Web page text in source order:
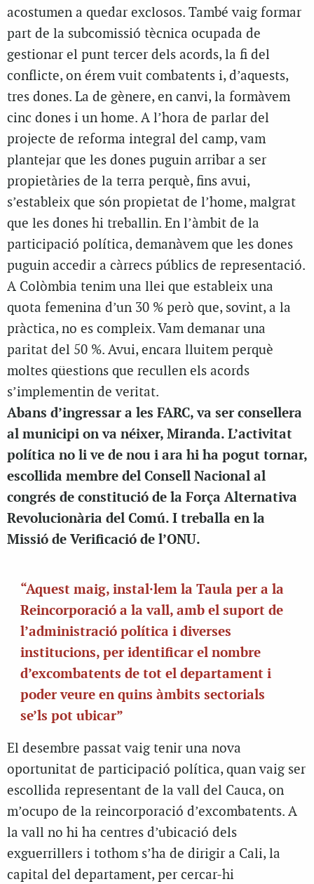
acostumen a quedar exclosos. També vaig formar
part de la subcomissió tècnica ocupada de
gestionar el punt tercer dels acords, la fi del
conflicte, on érem vuit combatents i, d’aquests,
tres dones. La de gènere, en canvi, la formàvem
cinc dones i un home. A l’hora de parlar del
projecte de reforma integral del camp, vam
plantejar que les dones puguin arribar a ser
propietàries de la terra perquè, fins avui,
s’estableix que són propietat de l’home, malgrat
que les dones hi treballin. En l’àmbit de la
participació política, demanàvem que les dones
puguin accedir a càrrecs públics de representació.
A Colòmbia tenim una llei que estableix una
quota femenina d’un 30 % però que, sovint, a la
pràctica, no es compleix. Vam demanar una
paritat del 50 %. Avui, encara lluitem perquè
moltes qüestions que recullen els acords
s’implementin de veritat.
Abans d’ingressar a les FARC, va ser consellera
al municipi on va néixer, Miranda. L’activitat
política no li ve de nou i ara hi ha pogut tornar,
escollida membre del Consell Nacional al
congrés de constitució de la Força Alternativa
Revolucionària del Comú. I treballa en la
Missió de Verificació de l’ONU.
“Aquest maig, instal·lem la Taula per a la
Reincorporació a la vall, amb el suport de
l’administració política i diverses
institucions, per identificar el nombre
d’excombatents de tot el departament i
poder veure en quins àmbits sectorials
se’ls pot ubicar”
El desembre passat vaig tenir una nova
oportunitat de participació política, quan vaig ser
escollida representant de la vall del Cauca, on
m’ocupo de la reincorporació d’excombatents. A
la vall no hi ha centres d’ubicació dels
exguerrillers i tothom s’ha de dirigir a Cali, la
capital del departament, per cercar-hi